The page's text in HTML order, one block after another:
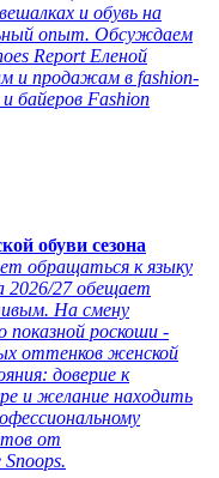
и обувь на
опыт. Обсуждаем
Report Еленой
и продажам в fashion-
байеров Fashion
обуви сезона
обращаться к языку
2026/27 обещает
На смену
показной роскоши -
оттенков женской
доверие к
и желание находить
от